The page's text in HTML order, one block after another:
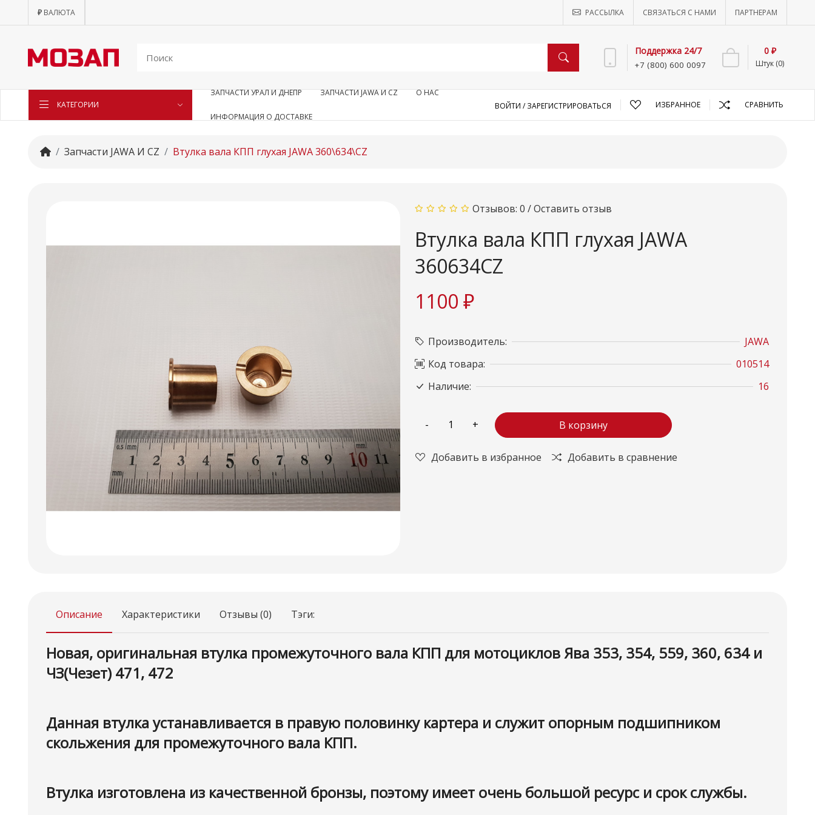
₽ ВАЛЮТА РАССЫЛКА СВЯЗАТЬСЯ С НАМИ ПАРТНЕРАМ
Поддержка 24/7
+7 (800) 600 0097 Штук (0)
0 ₽
КАТЕГОРИИ
ЗАПЧАСТИ УРАЛ И ДНЕПР ЗАПЧАСТИ JAWA И CZ О НАС
ИНФОРМАЦИЯ О ДОСТАВКЕ
ВОЙТИ /ЗАРЕГИСТРИРОВАТЬСЯ ИЗБРАННОЕ СРАВНИТЬ
Запчасти JAWA И CZ Втулка вала КПП глухая JAWA 360\634\CZ
Отзывов: 0 /Оставить отзыв
Втулка вала КПП глухая JAWA
360634CZ
1100 ₽
Производитель:
JAWA
Код товара:
010514
Наличие:
16
В корзину
Добавить в избранное Добавить в сравнение
Описание Характеристики Отзывы (0) Тэги:
Новая, оригинальная втулка промежуточного вала КПП для мотоциклов Ява 353, 354, 559, 360, 634 и
ЧЗ(Чезет) 471, 472
Данная втулка устанавливается в правую половинку картера и служит опорным подшипником
скольжения для промежуточного вала КПП.
Втулка изготовлена из качественной бронзы, поэтому имеет очень большой ресурс и срок службы.